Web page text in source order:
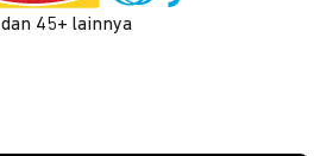
dan 45+ lainnya